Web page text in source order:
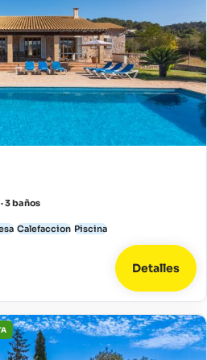
3 baños
Calefaccion Piscina
Detalles